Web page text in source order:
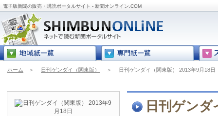
電子版新聞の販売・購読ポータルサイト - 新聞オンライン.COM
ホーム ＞ 日刊ゲンダイ（関東版） ＞ 日刊ゲンダイ（関東版） 2013年9月18日
日刊ゲン